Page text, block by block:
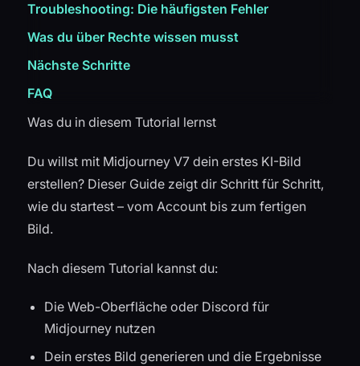
Troubleshooting: Die häufigsten Fehler
Was du über Rechte wissen musst
Nächste Schritte
FAQ
Was du in diesem Tutorial lernst
Du willst mit Midjourney V7 dein erstes KI-Bild
erstellen? Dieser Guide zeigt dir Schritt für Schritt,
wie du startest – vom Account bis zum fertigen
Bild.
Nach diesem Tutorial kannst du:
Die Web-Oberfläche oder Discord für
Midjourney nutzen
Dein erstes Bild generieren und die Ergebnisse